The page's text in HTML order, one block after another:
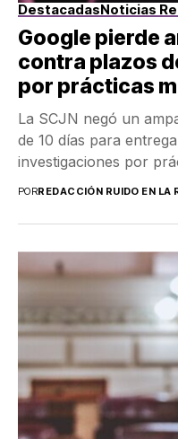
DestacadasNoticias
Google pierde
contra plazos
por prácticas
La SCJN negó un
de 10 días para
investigaciones por
PORREDACCIÓN RUIDO EN LA